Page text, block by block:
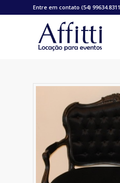
Entre em contato (54) 99634.8311